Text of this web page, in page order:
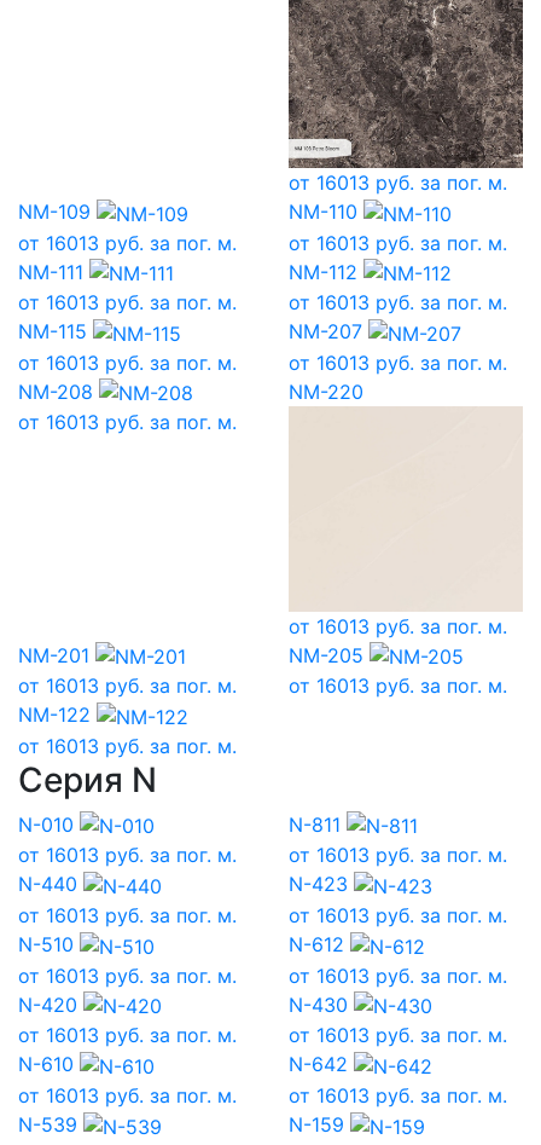
от 16013 руб. за пог. м.
NM-109
от 16013 руб. за пог. м.
NM-110
от 16013 руб. за пог. м.
NM-111
от 16013 руб. за пог. м.
NM-112
от 16013 руб. за пог. м.
NM-115
от 16013 руб. за пог. м.
NM-207
от 16013 руб. за пог. м.
NM-208
от 16013 руб. за пог. м.
NM-220
от 16013 руб. за пог. м.
NM-201
от 16013 руб. за пог. м.
NM-205
от 16013 руб. за пог. м.
NM-122
от 16013 руб. за пог. м.
Серия N
N-010
от 16013 руб. за пог. м.
N-811
от 16013 руб. за пог. м.
N-440
от 16013 руб. за пог. м.
N-423
от 16013 руб. за пог. м.
N-510
от 16013 руб. за пог. м.
N-612
от 16013 руб. за пог. м.
N-420
от 16013 руб. за пог. м.
N-430
от 16013 руб. за пог. м.
N-610
от 16013 руб. за пог. м.
N-642
от 16013 руб. за пог. м.
N-539
N-159